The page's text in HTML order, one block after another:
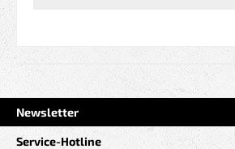
Newsletter
Service-Hotline